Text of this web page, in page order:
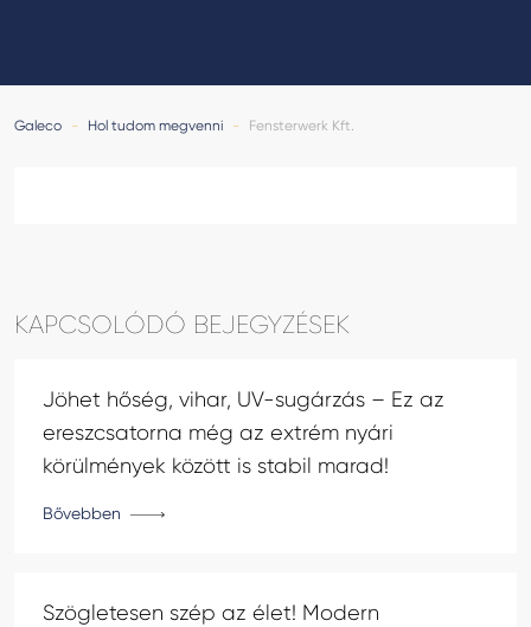
Galeco - Hol tudom megvenni - Fensterwerk Kft.
KAPCSOLÓDÓ BEJEGYZÉSEK
Jöhet hőség, vihar, UV-sugárzás – Ez az
ereszcsatorna még az extrém nyári
körülmények között is stabil marad!
Bővebben
Szögletesen szép az élet! Modern